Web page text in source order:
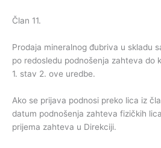
Član 11.
Prodaja mineralnog đubriva u skladu
po redosledu podnošenja zahteva do
1. stav 2. ove uredbe.
Ako se prijava podnosi preko lica iz
datum podnošenja zahteva fizičkih
prijema zahteva u Direkciji.